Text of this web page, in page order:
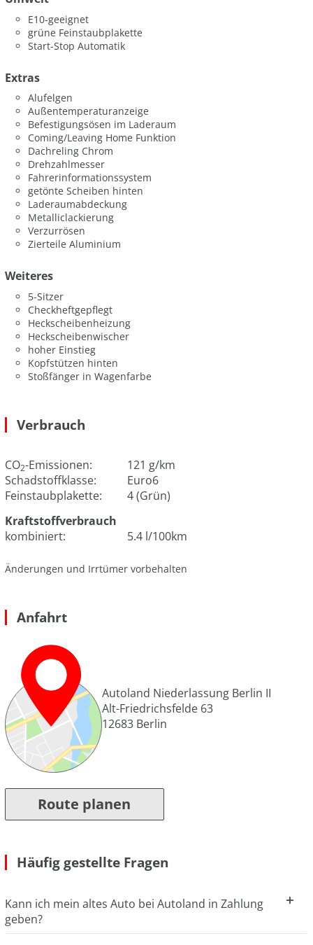
E10-geeignet
grüne Feinstaubplakette
Start-Stop Automatik
Extras
Alufelgen
Außentemperaturanzeige
Befestigungsösen im Laderaum
Coming/Leaving Home Funktion
Dachreling Chrom
Drehzahlmesser
Fahrerinformationssystem
getönte Scheiben hinten
Laderaumabdeckung
Metalliclackierung
Verzurrösen
Zierteile Aluminium
Weiteres
5-Sitzer
Checkheftgepflegt
Heckscheibenheizung
Heckscheibenwischer
hoher Einstieg
Kopfstützen hinten
Stoßfänger in Wagenfarbe
Verbrauch
CO2-Emissionen:
121 g/km
Schadstoffklasse:
Euro6
Feinstaubplakette:
4 (Grün)
Kraftstoffverbrauch
kombiniert:
5.4 l/100km
Änderungen und Irrtümer vorbehalten
Anfahrt
Autoland Niederlassung Berlin II
Alt-Friedrichsfelde 63
12683 Berlin
Route planen
Häufig gestellte Fragen
Kann ich mein altes Auto bei Autoland in Zahlung
geben?